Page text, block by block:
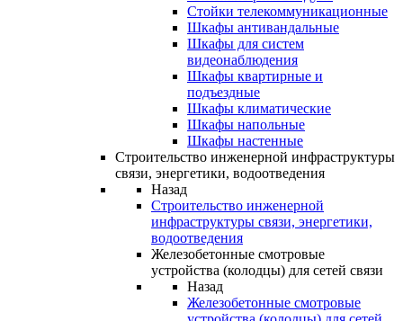
Стойки телекоммуникационные
Шкафы антивандальные
Шкафы для систем
видеонаблюдения
Шкафы квартирные и
подъездные
Шкафы климатические
Шкафы напольные
Шкафы настенные
Строительство инженерной инфраструктуры
связи, энергетики, водоотведения
Назад
Строительство инженерной
инфраструктуры связи, энергетики,
водоотведения
Железобетонные смотровые
устройства (колодцы) для сетей связи
Назад
Железобетонные смотровые